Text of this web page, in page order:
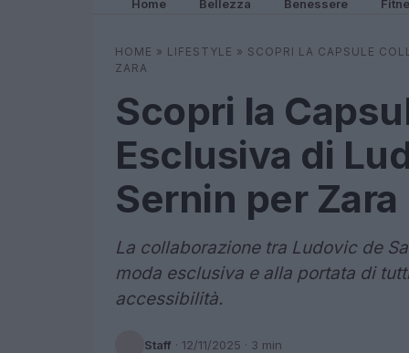
Home Bellezza Benessere
HOME » LIFESTYLE » SCOPRI LA CAPSULE
ZARA
Scopri la
Esclusiva di
Sernin per Zara
La collaborazione tra Ludovic de
moda esclusiva e alla portata di
accessibilità.
Staff · 12/11/2025 · 3 min